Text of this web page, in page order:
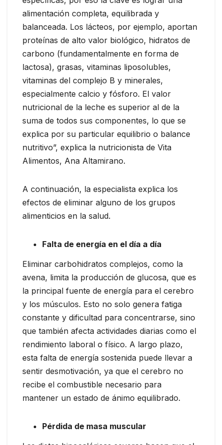
alimentación completa, equilibrada y
balanceada. Los lácteos, por ejemplo, aportan
proteínas de alto valor biológico, hidratos de
carbono (fundamentalmente en forma de
lactosa), grasas, vitaminas liposolubles,
vitaminas del complejo B y minerales,
especialmente calcio y fósforo. El valor
nutricional de la leche es superior al de la
suma de todos sus componentes, lo que se
explica por su particular equilibrio o balance
nutritivo”, explica la nutricionista de Vita
Alimentos, Ana Altamirano.
A continuación, la especialista explica los
efectos de eliminar alguno de los grupos
alimenticios en la salud.
Falta de energía en el día a día
Eliminar carbohidratos complejos, como la
avena, limita la producción de glucosa, que es
la principal fuente de energía para el cerebro
y los músculos. Esto no solo genera fatiga
constante y dificultad para concentrarse, sino
que también afecta actividades diarias como el
rendimiento laboral o físico. A largo plazo,
esta falta de energía sostenida puede llevar a
sentir desmotivación, ya que el cerebro no
recibe el combustible necesario para
mantener un estado de ánimo equilibrado.
Pérdida de masa muscular